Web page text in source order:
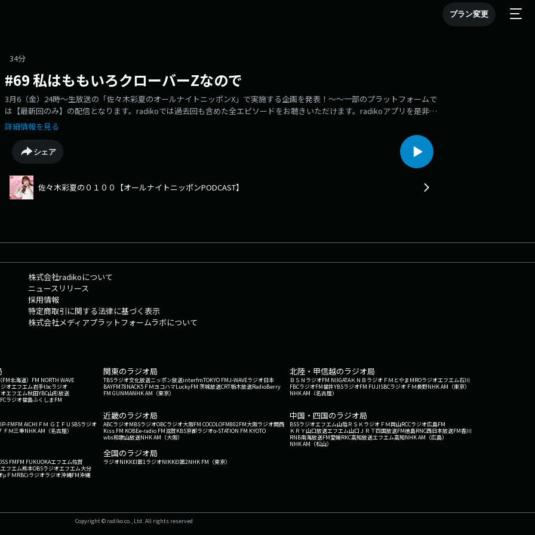
プラン変更
34分
#69 私はももいろクローバーZなので
3月6（金）24時〜生放送の「佐々木彩夏のオールナイトニッポンX」で実施する企画を発表！〜〜一部のプラットフォームで
は【最新回のみ】の配信となります。radikoでは過去回も含めた全エピソードをお聴きいただけます。radikoアプリを是非ダ
ウンロードして過去回もお楽しみください！＜radiko:佐々木彩夏の０１００＞〜〜番組公式
SNS▽https://x.com/sasakiayaka0100Xでの感想は、#佐々木彩夏ANNP をつけて投稿してください！メールも大募集中
▽ayaka@allnightnippon.com【恋愛先生！あなたはどっち派？】恋愛の“答え”を知りたい生徒たちから「実際の体験に基づ
く、恋愛に関する2択の質問」を募集します！「白熱しそう！」と思ったテーマは3月6日の生放送に持ち込みます！【レギュ
ラーメールコーナー】〜〜〜〜「恋愛先生」恋愛の“答え”を知りたい生徒たちから「実際の体験に基づく、恋愛に関する疑
問・質問」を募集します！（例）「デートで女子が怒っちゃったんですけど先生、ぼくの取った行動を採点してください」
「いまこんな恋愛の二択に迷ってます。先生、どっちが正解ですか？」・・・など数々の女友達の恋愛談を浴びるほど聴いて
します〜〜〜〜「カッパドキア」積極的に旅行に出かけよう！という目標を立てている佐々木彩夏。あなたが生涯で一度は訪
しれません。（書き方）1：行きたいとこ2：理由＊件名は「カッパドキア」でお願いします〜〜〜〜「オトコってしょうが焼
き好きじゃね？」佐々木さんが譲らない主張「オトコって生姜焼き好きじゃね？」の言い方であなた独自の『主張』『仮説』
『決めつけ』を説明とともに送ってください。（例）「串カツ田中の店内、明るくね？」・・・居酒屋史上一番明るい！！ち
ょっと恥ずかしいもん！「居酒屋のラストオーダーで「釜めし」頼むの、ナシじゃね？」・・・いやわかるけど！美味いけ
ど！時間かかるじゃん！！結局メガハイ追加しちゃうよ！！＊件名は「しょうが焼き」でお願いします！〜〜〜〜「０１００
（ゼロヒャク）」「0」か「100」か、両極端な性格の佐々木彩夏が、『YES or NO』『アリ？ or ナシ？』『買う？ or 買わな
詳細情報を見る
シェア
佐々木彩夏の０１００【オールナイトニッポンPODCAST】
株式会社radikoについて
ニュースリリース
採用情報
特定商取引に関する法律に基づく表示
株式会社メディアプラットフォームラボについて
北海道） FM NORTH WAVE
オエフエム岩手tbcラジオ
エフエム秋田YBC山形放送
ラジオ福島ふくしまFM
関東のラジオ局
TBSラジオ文化放送ニッポン放送interfmTOKYO FMJ-WAVEラジオ日本
BAYFM78NACK5 ＦＭヨコハマLuckyFM 茨城放送CRT栃木放送RadioBerry
FM GUNMANHK AM（東京）
北陸・甲信越のラジオ局
ＢＳＮラジオFM NIIGATAＫＮＢラジオ ＦＭとやまMROラジオエフエム石川
FBCラジオFM福井YBSラジオFM FUJISBCラジオ ＦＭ長野NHK AM（東京）
NHK AM（名古屋）
FMFM AICHI ＦＭ ＧＩＦＵ SBSラジオ
ＦＭ三重NHK AM（名古屋）
近畿のラジオ局
ABCラジオMBSラジオOBCラジオ大阪FM COCOLOFM802FM大阪ラジオ関西
Kiss FM KOBEe-radio FM滋賀KBS京都ラジオα-STATION FM KYOTO
wbs和歌山放送NHK AM（大阪）
中国・四国のラジオ局
BSSラジオエフエム山陰ＲＳＫラジオ ＦＭ岡山RCCラジオ広島FM
ＫＲＹ山口放送エフエム山口 ＪＲＴ四国放送FM徳島RNC西日本放送FM香川
RNB南海放送FM愛媛RKC高知放送エフエム高知NHK AM（広島）
NHK AM（松山）
FMFM FUKUOKAエフエム佐賀
フエム熊本OBSラジオエフエム大分
μＦＭRBCiラジオラジオ沖縄FM沖縄
全国のラジオ局
ラジオNIKKEI第1ラジオNIKKEI第2NHK FM（東京）
Copyright © radiko co., Ltd. All rights reserved